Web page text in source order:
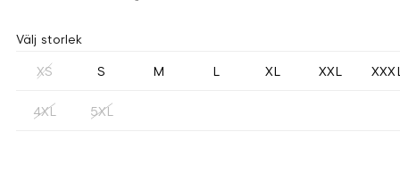
Välj storlek
XS S M L XL XXL
4XL 5XL